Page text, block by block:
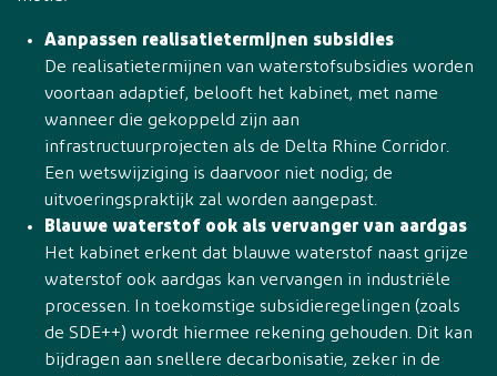
Aanpassen realisatietermijnen subsidies
De realisatietermijnen van waterstofsubsidies worden
voortaan adaptief, belooft het kabinet, met name
wanneer die gekoppeld zijn aan
infrastructuurprojecten als de Delta Rhine Corridor.
Een wetswijziging is daarvoor niet nodig; de
uitvoeringspraktijk zal worden aangepast.
Blauwe waterstof ook als vervanger van aardgas
Het kabinet erkent dat blauwe waterstof naast grijze
waterstof ook aardgas kan vervangen in industriële
processen. In toekomstige subsidieregelingen (zoals
de SDE++) wordt hiermee rekening gehouden. Dit kan
bijdragen aan snellere decarbonisatie, zeker in de